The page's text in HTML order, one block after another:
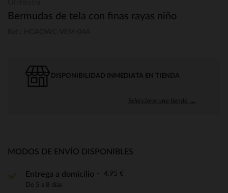
Bermudas de tela con finas rayas niño
DISPONIBILIDAD INMEDIATA EN TIENDA
Seleccione una tienda →
MODOS DE ENVÍO DISPONIBLES
Entrega a domicilio 4,95 €
De 5 a 8 días